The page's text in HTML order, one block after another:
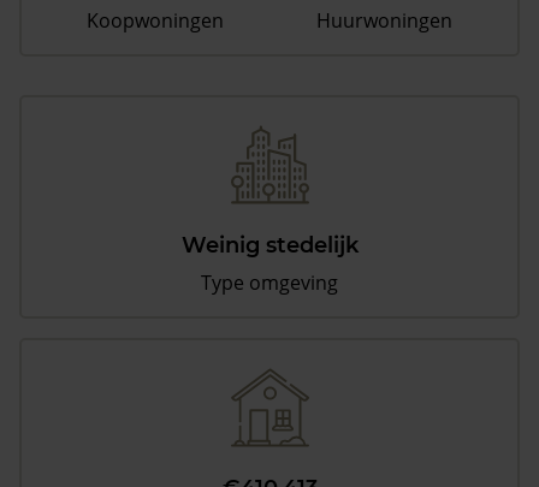
Koopwoningen
Huurwoningen
Weinig stedelijk
Type omgeving